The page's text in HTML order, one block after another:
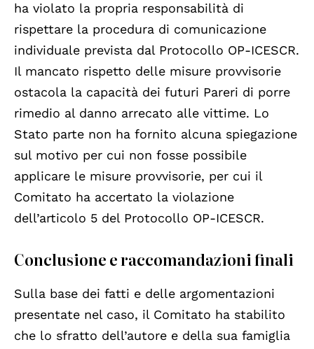
ha violato la propria responsabilità di
rispettare la procedura di comunicazione
individuale prevista dal Protocollo OP-ICESCR.
Il mancato rispetto delle misure provvisorie
ostacola la capacità dei futuri Pareri di porre
rimedio al danno arrecato alle vittime. Lo
Stato parte non ha fornito alcuna spiegazione
sul motivo per cui non fosse possibile
applicare le misure provvisorie, per cui il
Comitato ha accertato la violazione
dell’articolo 5 del Protocollo OP-ICESCR.
Conclusione e raccomandazioni finali
Sulla base dei fatti e delle argomentazioni
presentate nel caso, il Comitato ha stabilito
che lo sfratto dell’autore e della sua famiglia